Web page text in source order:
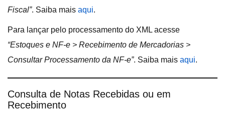
Fiscal”. Saiba mais aqui.
Para lançar pelo processamento do XML acesse
“Estoques e NF-e > Recebimento de Mercadorias >
Consultar Processamento da NF-e”. Saiba mais aqui.
Consulta de Notas Recebidas ou em
Recebimento